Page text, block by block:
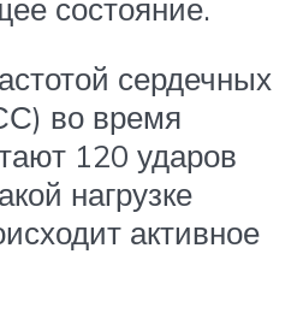
состояние.
сердечных
во время
120 ударов
нагрузке
активное